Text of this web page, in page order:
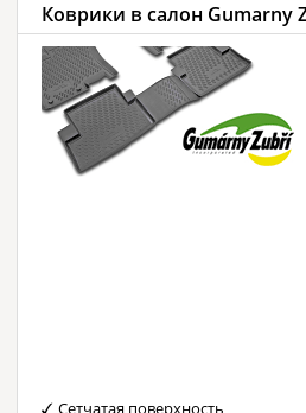
Коврики в салон Gumarny
Сетчатая поверхность